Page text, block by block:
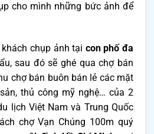
cho mình những bức ảnh để
chụp ảnh tại con phố đa
sau đó sẽ ghé qua chợ bán
chợ bán buôn bán lẻ các mặt
thủ công mỹ nghệ… của 2
lịch Việt Nam và Trung Quốc
chợ Vạn Chúng 100m quý